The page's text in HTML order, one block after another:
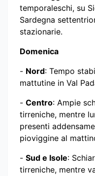
temporaleschi, su
Sardegna
stazionarie.
Domenica
- Nord: Tempo
mattutine in Val
- Centro: Ampie
tirreniche, mentre
presenti
pioviggine al
- Sud e Isole:
tirreniche, mentre